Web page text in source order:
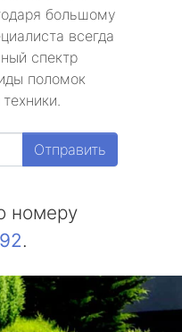
большому
всегда
спектр
поломок
Отправить
номеру
.